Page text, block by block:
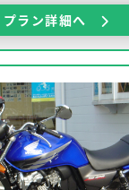
プラン詳細へ